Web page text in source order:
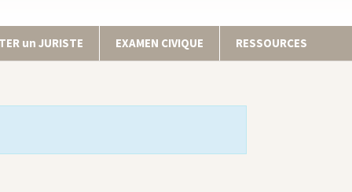
un JURISTE EXAMEN CIVIQUE RESSOURCES